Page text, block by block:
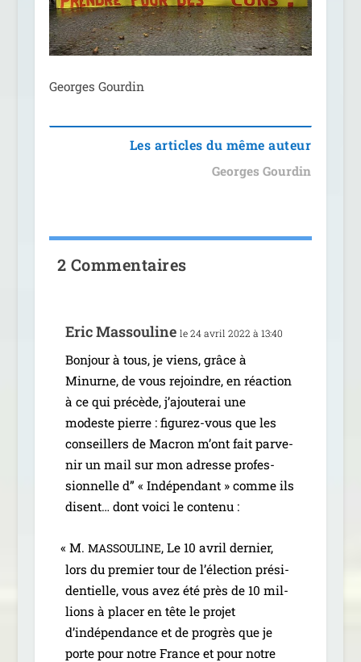
Georges Gourdin
Les articles du même auteur
Georges Gourdin
2 Commentaires
Eric Massouline le 24 avril 2022 à 13:40
Bonjour à tous, je viens, grâce à
Minurne, de vous rejoindre, en réac­tion
à ce qui pré­cède, j’ajouterai une
modeste pierre : figu­­rez-vous que les
conseillers de Macron m’ont fait par­ve­
nir un mail sur mon adresse pro­fes­
sion­nelle d” « Indépendant » comme ils
disent… dont voi­ci le contenu :
« M. MASSOULINE, Le 10 avril der­nier,
lors du pre­mier tour de l’élection pré­si­
den­tielle, vous avez été près de 10 mil­
lions à pla­cer en tête le pro­jet
d’indépendance et de pro­grès que je
porte pour notre France et pour notre